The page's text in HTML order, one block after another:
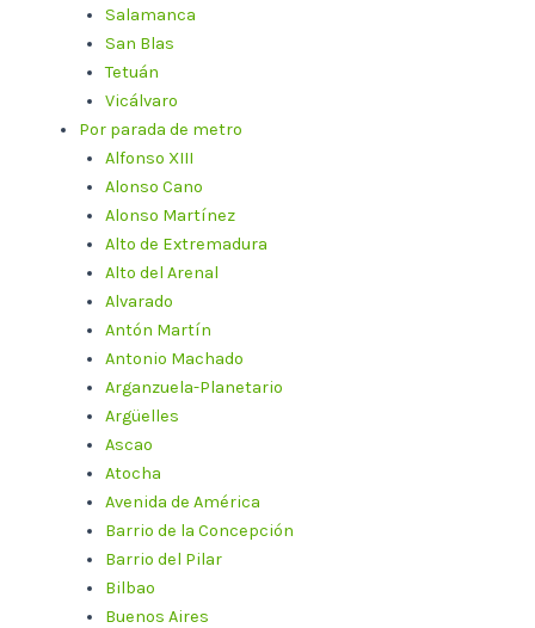
Salamanca
San Blas
Tetuán
Vicálvaro
Por parada de metro
Alfonso XIII
Alonso Cano
Alonso Martínez
Alto de Extremadura
Alto del Arenal
Alvarado
Antón Martín
Antonio Machado
Arganzuela-Planetario
Argüelles
Ascao
Atocha
Avenida de América
Barrio de la Concepción
Barrio del Pilar
Bilbao
Buenos Aires